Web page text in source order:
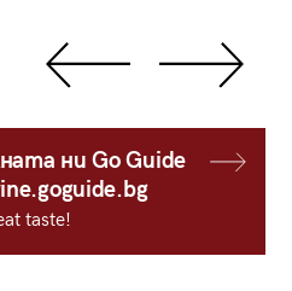
ни Go Guide
taste!